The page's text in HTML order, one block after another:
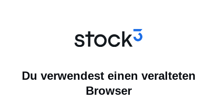
Du verwendest einen veralteten
Browser